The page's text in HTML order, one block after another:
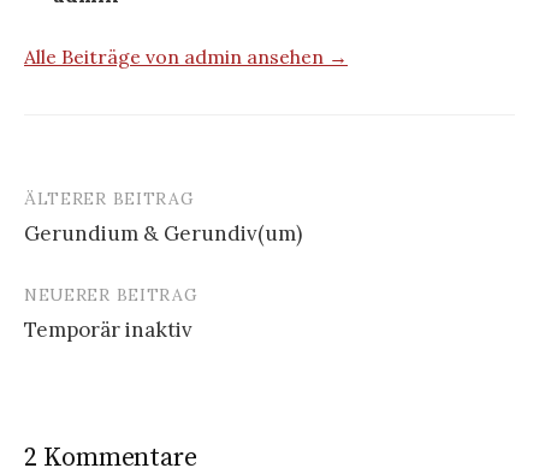
Alle Beiträge von admin ansehen →
Beitrags-
Navigation
ÄLTERER BEITRAG
Gerundium & Gerundiv(um)
NEUERER BEITRAG
Temporär inaktiv
2 Kommentare